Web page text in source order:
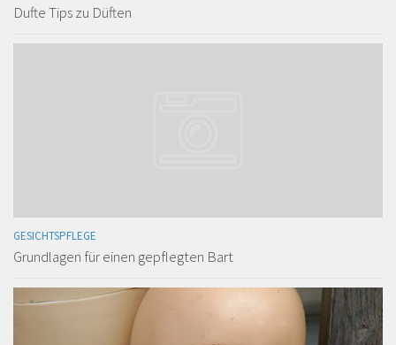
Dufte Tips zu Düften
GESICHTSPFLEGE
Grundlagen für einen gepflegten Bart